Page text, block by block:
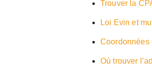
Trouver la
Loi Evin et
Coordonnées
Où trouver